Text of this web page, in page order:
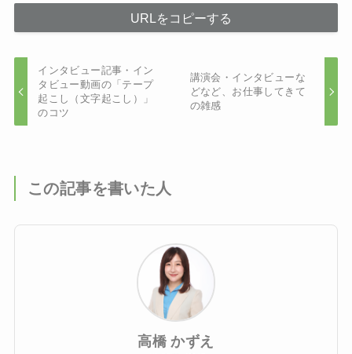
URLをコピーする
インタビュー記事・イン
タビュー動画の「テープ
起こし（文字起こし）」
のコツ
講演会・インタビューな
どなど、お仕事してきて
の雑感
この記事を書いた人
高橋 かずえ